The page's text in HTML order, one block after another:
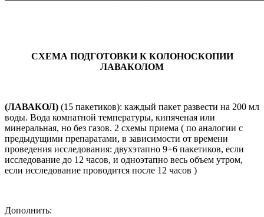
СХЕМА ПОДГОТОВКИ К КОЛОНОСКОПИИ
ЛАВАКОЛОМ
(ЛАВАКОЛ) (15 пакетиков): каждый пакет развести на 200 мл
воды. Вода комнатной температуры, кипяченая или
минеральная, но без газов. 2 схемы приема ( по аналогии с
предыдущими препаратами, в зависимости от времени
проведения исследования: двухэтапно 9+6 пакетиков, если
исследование до 12 часов, и одноэтапно весь объем утром,
если исследование проводится после 12 часов )
Дополнить: